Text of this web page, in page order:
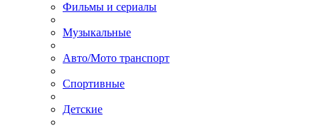
Фильмы и сериалы
Музыкальные
Авто/Мото транспорт
Спортивные
Детские